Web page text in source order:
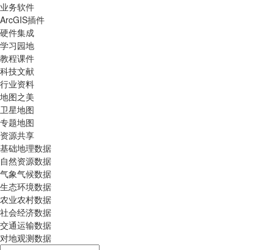
业务软件
ArcGIS插件
硬件集成
学习园地
教程课件
科技文献
行业资料
地图之美
卫星地图
专题地图
资源共享
基础地理数据
自然资源数据
气象气候数据
生态环境数据
农业农村数据
社会经济数据
交通运输数据
对地观测数据